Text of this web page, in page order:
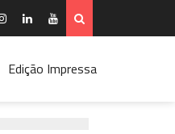
Edição Impressa